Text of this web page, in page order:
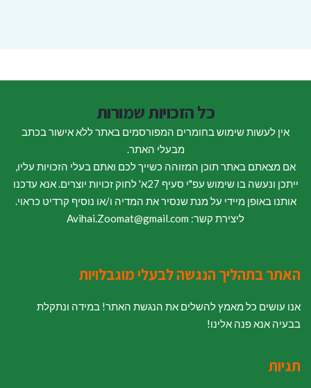
כל הזכויות שמורות
אין לעשות שימוש בחומרים המפורסמים באתר ללא אישור בכתב
מבעלי האתר.
אם מצאתם באתר תוכן המזוהה כשייך לכם ואתם בעלי הזכויות עליו,
ייתכן ונעשה בו שימוש עפ"י סעיף 27א' לחוק זכויות יוצרים. אנא עדכנו
אותנו באופן מיידי על מנת שנסיר את המדיה ו/או נוסיף קרדיט כראוי.
ליצירת קשר: Avihai.Zoomat@gmail.com
האתר בתהליך הנגשה לבעלי מוגבלויות
אנו עושים כל מאמץ להשלים את הנגשת האתר! במידה ונתקלת
בבעיה אנא פנה אלינו!
תגיות